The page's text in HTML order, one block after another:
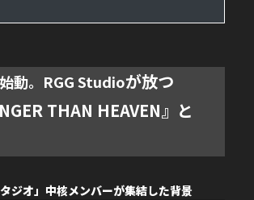
動。RGG Studioが放つ
THAN HEAVEN』と
ジオ」中核メンバーが集結した背景